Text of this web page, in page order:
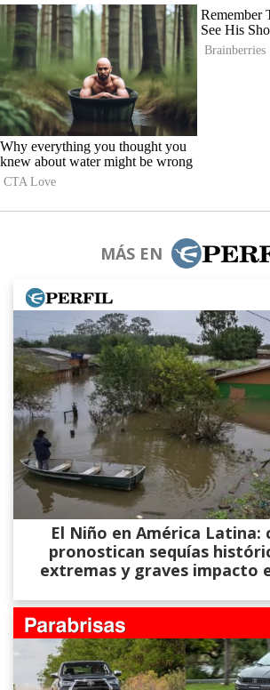
MÁS EN
El Niño en América Latina:
pronostican sequías
extremas y graves impacto